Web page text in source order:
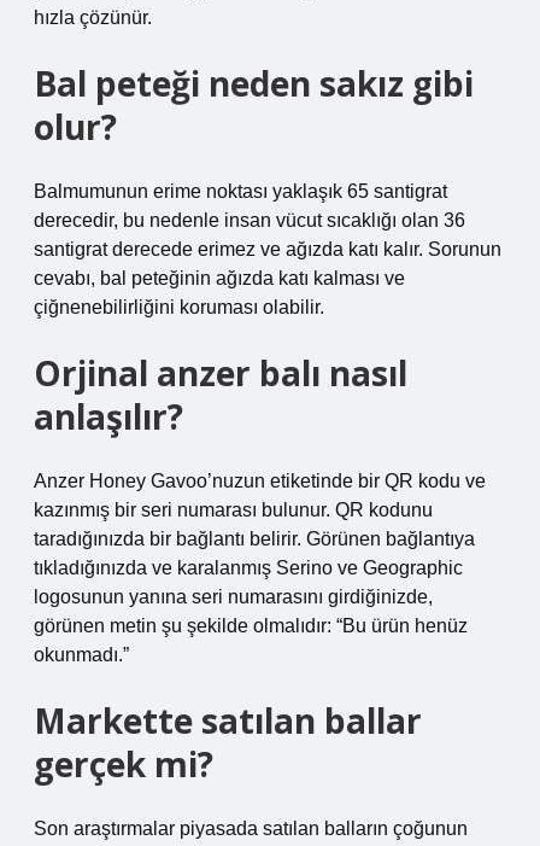
hızla çözünür.
Bal peteği neden sakız gibi
olur?
Balmumunun erime noktası yaklaşık 65 santigrat
derecedir, bu nedenle insan vücut sıcaklığı olan 36
santigrat derecede erimez ve ağızda katı kalır. Sorunun
cevabı, bal peteğinin ağızda katı kalması ve
çiğnenebilirliğini koruması olabilir.
Orjinal anzer balı nasıl
anlaşılır?
Anzer Honey Gavoo’nuzun etiketinde bir QR kodu ve
kazınmış bir seri numarası bulunur. QR kodunu
taradığınızda bir bağlantı belirir. Görünen bağlantıya
tıkladığınızda ve karalanmış Serino ve Geographic
logosunun yanına seri numarasını girdiğinizde,
görünen metin şu şekilde olmalıdır: “Bu ürün henüz
okunmadı.”
Markette satılan ballar
gerçek mi?
Son araştırmalar piyasada satılan balların çoğunun